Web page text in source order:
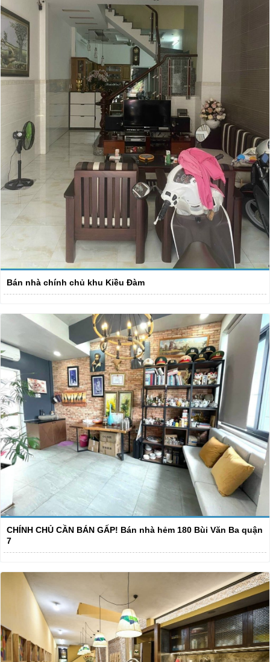
Bán nhà chính chủ khu Kiều Đàm
CHÍNH CHỦ CẦN BÁN GẤP! Bán nhà hẻm 180 Bùi Văn Ba quận
7